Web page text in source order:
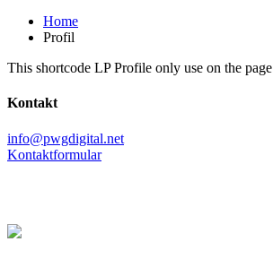
Home
Profil
This shortcode LP Profile only use on the page
Kontakt
info@pwgdigital.net
Kontaktformular